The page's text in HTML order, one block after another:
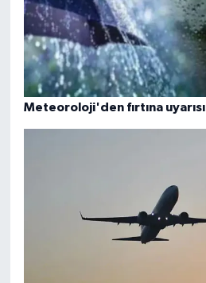
Meteoroloji'den fırtına uyarısı